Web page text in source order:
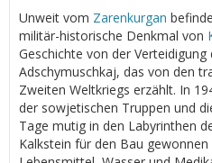
Unweit vom Zarenkurgan
militär-historische Denkmal von
Geschichte von der Verteidigung
Adschymuschkaj, das von den
Zweiten Weltkriegs erzählt. In
der sowjetischen Truppen und
Tage mutig in den Labyrinthen
Kalkstein für den Bau